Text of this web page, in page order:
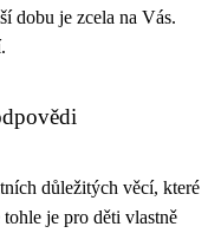
dobu je zcela na Vás.
důležitých věcí, které
je pro děti vlastně